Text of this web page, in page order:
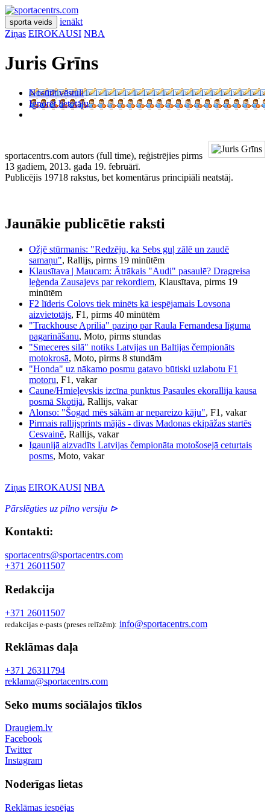
sporta veids
ienākt
Ziņas EIROKAUSI NBA
Juris Grīns
Nosūtīt vēstuli
Ignorēt lietotāju
sportacentrs.com autors (full time), reģistrējies pirms
13 gadiem, 2013. gada 19. februārī.
Publicējis 19718 rakstus, bet komentārus principiāli neatstāj.
Jaunākie publicētie raksti
Ožjē stūrmanis: "Redzēju, ka Sebs guļ zālē un zaudē
samaņu", Rallijs, pirms 19 minūtēm
Klausītava | Maucam: Ātrākais "Audi" pasaulē? Dragreisa
leģenda Zausajevs par rekordiem, Klausītava, pirms 19
minūtēm
F2 līderis Colovs tiek minēts kā iespējamais Lovsona
aizvietotājs, F1, pirms 40 minūtēm
"Trackhouse Aprilia" paziņo par Raula Fernandesa līguma
pagarināšanu, Moto, pirms stundas
"Smeceres silā" notiks Latvijas un Baltijas čempionāts
motokrosā, Moto, pirms 8 stundām
"Honda" uz nākamo posmu gatavo būtiski uzlabotu F1
motoru, F1, vakar
Caune/Hmieļevskis izcīna punktus Pasaules ekorallija kausa
posmā Skotijā, Rallijs, vakar
Alonso: "Šogad mēs sākām ar nepareizo kāju", F1, vakar
Pirmais rallijsprints mājās - divas Madonas ekipāžas startēs
Cesvainē, Rallijs, vakar
Igaunijā aizvadīts Latvijas čempionāta motošosejā ceturtais
posms, Moto, vakar
Ziņas EIROKAUSI NBA
Pārslēgties uz pilno versiju ⊳
Kontakti:
sportacentrs@sportacentrs.com
+371 26011507
Redakcija
+371 26011507
redakcijas e-pasts (preses relīzēm): info@sportacentrs.com
Reklāmas daļa
+371 26311794
reklama@sportacentrs.com
Seko mums sociālajos tīklos
Draugiem.lv
Facebook
Twitter
Instagram
Noderīgas lietas
Reklāmas iespējas